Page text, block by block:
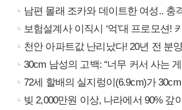
남편 몰래 조카와 데이트한 여성.. 충
보험설계사 이직시 ‘억’대 프로모션!
천안 아파트값 난리났다! 20년 전 분
30cm 남성의 고백: “너무 커서 사는
72세 할배의 실지렁이(6.9cm)가
빚 2,000만원 이상, 나라에서 90% 갚